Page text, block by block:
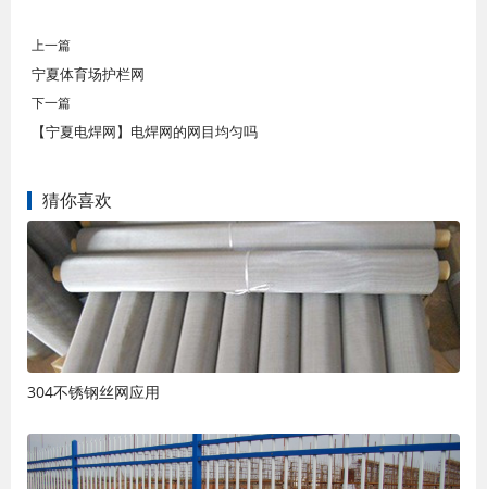
上一篇
宁夏体育场护栏网
下一篇
【宁夏电焊网】电焊网的网目均匀吗
猜你喜欢
304不锈钢丝网应用